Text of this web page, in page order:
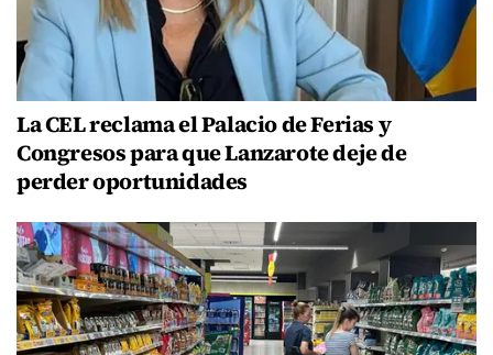
La CEL reclama el Palacio de Ferias y
Congresos para que Lanzarote deje de
perder oportunidades